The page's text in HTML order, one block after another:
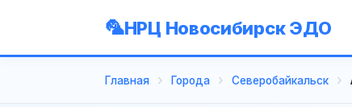
НРЦ Новосибирск ЭДО
Главная Города Северобайкальск